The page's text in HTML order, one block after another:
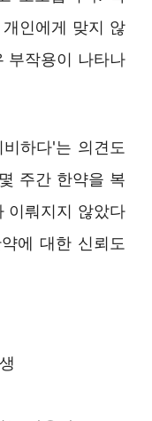
인에게 맞지 않
부작용이 나타나
하다'는 의견도
주간 한약을 복
이뤄지지 않았다
에 대한 신뢰도